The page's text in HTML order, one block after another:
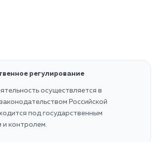
регулирование
осуществляется в
Российской
под государственным
и контролем.